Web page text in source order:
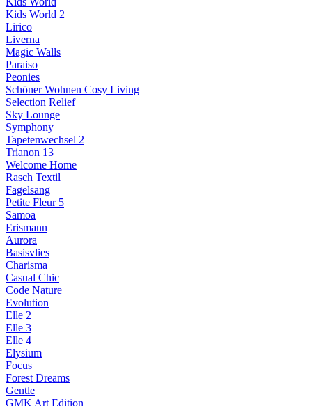
Kids World 2
Lirico
Liverna
Magic Walls
Paraiso
Peonies
Schöner Wohnen Cosy Living
Selection Relief
Sky Lounge
Symphony
Tapetenwechsel 2
Trianon 13
Welcome Home
Rasch Textil
Fagelsang
Petite Fleur 5
Samoa
Erismann
Aurora
Basisvlies
Charisma
Casual Chic
Code Nature
Evolution
Elle 2
Elle 3
Elle 4
Elysium
Focus
Forest Dreams
Gentle
GMK Art Edition